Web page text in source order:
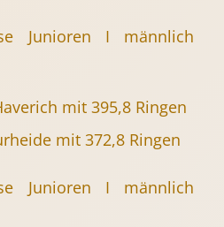
Junioren I männlich
mit 395,8 Ringen
mit 372,8 Ringen
Junioren I männlich